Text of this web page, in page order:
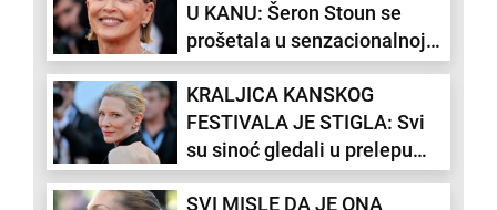
STILA!
U KANU: Šeron Stoun se
prošetala u senzacionalnoj
kreaciji dostojnoj kraljice!
(FOTO)
KRALJICA KANSKOG
FESTIVALA JE STIGLA: Svi
su sinoć gledali u prelepu
glumicu u kreaciji koju samo
ONA može da iznese (FOTO)
SVI MISLE DA JE ONA